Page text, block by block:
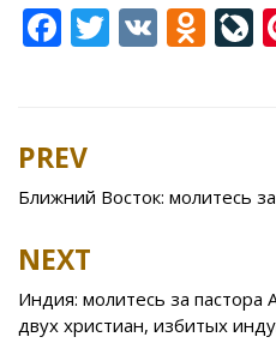
F
b
o
o
k
T V O
kl
as
ni
ki
u
r
Post
navigation
PREV
Ближний Восток: молитесь
NEXT
Индия: молитесь за пастора
двух христиан, избитых